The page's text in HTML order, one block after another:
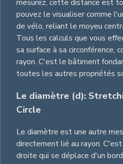
mesurez, cette distance est
pouvez le visualiser comme
de vélo, reliant le moyeu
Tous les calculs que vous
sa surface à sa circonférence,
rayon. C'est le bâtiment
toutes les autres propriétés
Le diamètre (d):
Circle
Le diamètre est une autre
directement lié au rayon.
droite qui se déplace d'un